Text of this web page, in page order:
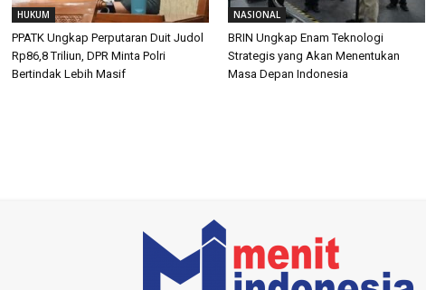
HUKUM
PPATK Ungkap Perputaran Duit Judol
Rp86,8 Triliun, DPR Minta Polri
Bertindak Lebih Masif
NASIONAL
BRIN Ungkap Enam Teknologi
Strategis yang Akan Menentukan
Masa Depan Indonesia